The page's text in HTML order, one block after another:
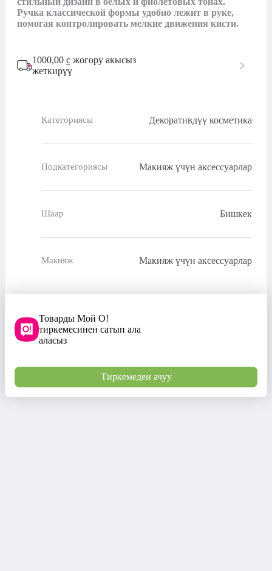
Ручка классической формы удобно лежит в руке,
помогая контролировать мелкие движения кисти.
1000,00 с жогору акысыз
жеткирүү
Категориясы Декоративдүү косметика
Подкатегориясы Макияж үчүн аксессуарлар
Шаар Бишкек
Макияж Макияж үчүн аксессуарлар
Товарды Мой О!
тиркемесинен сатып ала
аласыз
Тиркемеден ачуу